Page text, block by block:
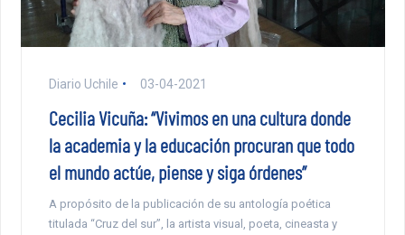
Diario Uchile 03-04-2021
Cecilia Vicuña: “Vivimos en una cultura donde
la academia y la educación procuran que todo
el mundo actúe, piense y siga órdenes”
A propósito de la publicación de su antología poética
titulada “Cruz del sur”, la artista visual, poeta, cineasta y